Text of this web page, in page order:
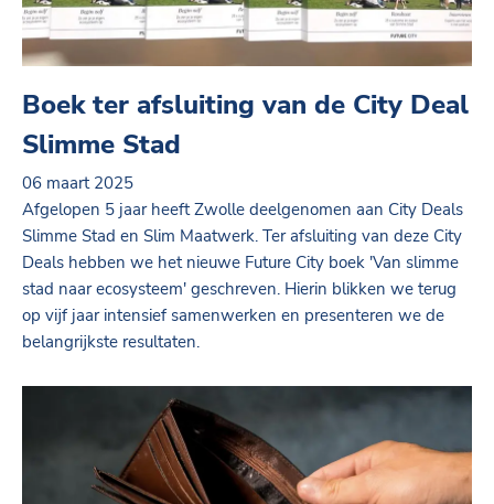
Boek ter afsluiting van de City Deal
Slimme Stad
06 maart 2025
Afgelopen 5 jaar heeft Zwolle deelgenomen aan City Deals
Slimme Stad en Slim Maatwerk. Ter afsluiting van deze City
Deals hebben we het nieuwe Future City boek 'Van slimme
stad naar ecosysteem' geschreven. Hierin blikken we terug
op vijf jaar intensief samenwerken en presenteren we de
belangrijkste resultaten.